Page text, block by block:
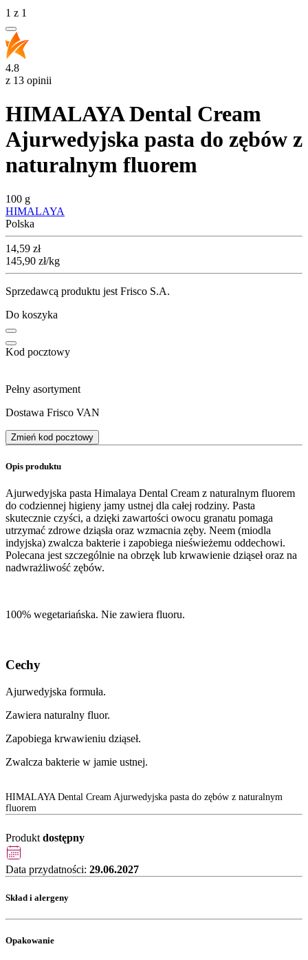
1 z 1
4.8
z 13 opinii
HIMALAYA Dental Cream
Ajurwedyjska pasta do zębów z
naturalnym fluorem
100 g
HIMALAYA
Polska
Cena
14,59 zł
145,90 zł/kg
Sprzedawcą produktu jest Frisco S.A.
Do koszyka
Kod pocztowy
Pełny asortyment
Dostawa Frisco VAN
Zmień kod pocztowy
Opis produktu
Ajurwedyjska pasta Himalaya Dental Cream z naturalnym fluorem
do codziennej higieny jamy ustnej dla całej rodziny. Pasta
skutecznie czyści, a dzięki zawartości owocu granatu pomaga
utrzymać zdrowe dziąsła oraz wzmacnia zęby. Neem (miodla
indyjska) zwalcza bakterie i zapobiega nieświeżemu oddechowi.
Polecana jest szczególnie na obrzęk lub krwawienie dziąseł oraz na
nadwrażliwość zębów.
100% wegetariańska. Nie zawiera fluoru.
Cechy
Ajurwedyjska formuła.
Zawiera naturalny fluor.
Zapobiega krwawieniu dziąseł.
Zwalcza bakterie w jamie ustnej.
HIMALAYA Dental Cream Ajurwedyjska pasta do zębów z naturalnym
fluorem
Produkt dostępny
Data przydatności: 29.06.2027
Skład i alergeny
Opakowanie